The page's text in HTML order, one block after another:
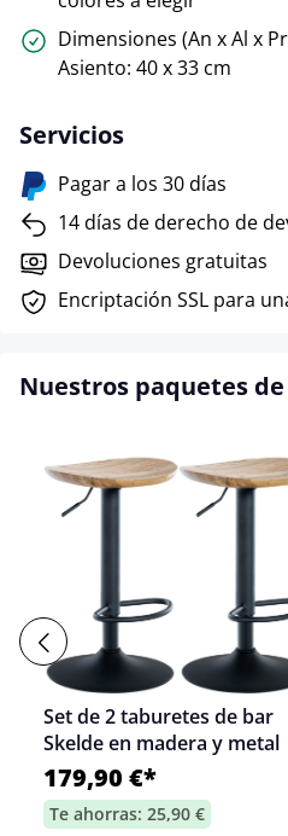
Dimensiones (An x Al x
Asiento: 40 x 33 cm
Servicios
Pagar a los 30 días
14 días de derecho de
Devoluciones gratuitas
Encriptación SSL para
Nuestros paquetes
Set de 2 taburetes de bar
Skelde en madera y metal
179,90 €*
Te ahorras: 25,90 €